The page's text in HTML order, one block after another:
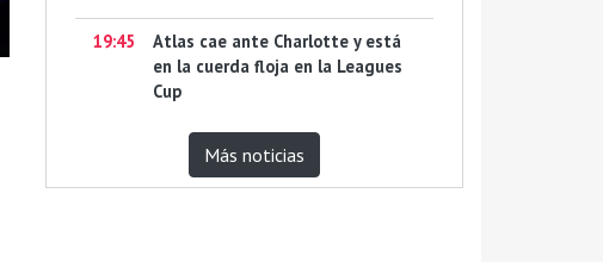
19:45
Atlas cae ante Charlotte y está
en la cuerda floja en la Leagues
Cup
Más noticias